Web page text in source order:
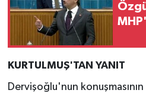
KURTULMUŞ'TAN YANIT
Dervişoğlu'nun